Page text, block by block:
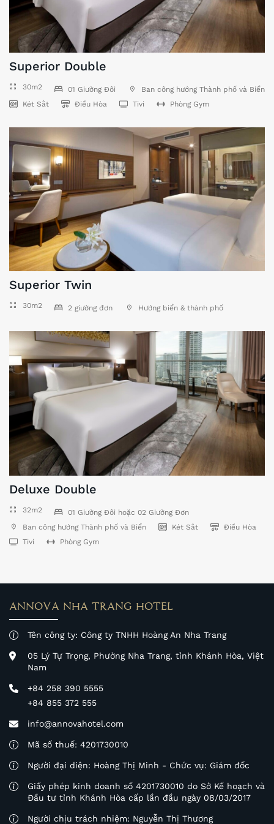
Superior Double
30m2 01 Giường Đôi
Ban công hướng Thành phố và Biển
Két Sắt
Điều Hòa Tivi Phòng Gym
Superior Twin
30m2 2 giường đơn Hướng biển & thành phố
Deluxe Double
32m2
01 Giường Đôi hoặc 02 Giường Đơn
Ban công hướng Thành phố và Biển
Két Sắt
Điều Hòa
Tivi
Phòng Gym
ANNOVA NHA TRANG HOTEL
Tên công ty: Công ty TNHH Hoàng An Nha Trang
05 Lý Tự Trọng, Phường Nha Trang, tỉnh Khánh Hòa, Việt
Nam
+84 258 390 5555
+84 855 372 555
info@annovahotel.com
Mã số thuế: 4201730010
Người đại diện: Hoàng Thị Minh - Chức vụ: Giám đốc
Giấy phép kinh doanh số 4201730010 do Sở Kế hoạch và
Đầu tư tỉnh Khánh Hòa cấp lần đầu ngày 08/03/2017
Người chịu trách nhiệm: Nguyễn Thị Thương